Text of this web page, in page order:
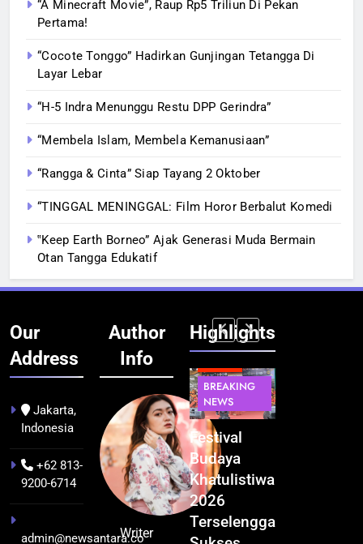
“A Minecraft Movie”, Raup Rp5 Triliun Di Pekan
Pertama!
“Cocote Tonggo” Hadirkan Gunjingan Tetangga Di
Layar Lebar
“H-5 Indra Menunggu Restu DPP Gerindra”
“Membela Islam, Membela Kemanusiaan”
“Rangga & Cinta” Siap Tayang 2 Oktober
“TINGGAL MENINGGAL: Film Horor Berbalut Komedi
‟Keep Earth Borneo” Ajak Generasi Muda Bermain
Otan Tangga Edukatif
Our
Address
Jakarta,
Indonesia
+62 813-
9200-6714
admin@newsantara.co
Author
Info
Writer
Highlights
BERITA
NEWS
Kualitas
Pramuwisata
Dukung
Peningkatan
TEKNOLOGI
Indonesia
Resmi
Bangun AI
Factory
BREAKING
NEWS
Festival
Budaya
Khatulistiwa
2026
Terselenggara